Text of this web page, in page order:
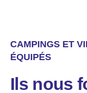
CAMPINGS ET
ÉQUIPÉS
Ils nous